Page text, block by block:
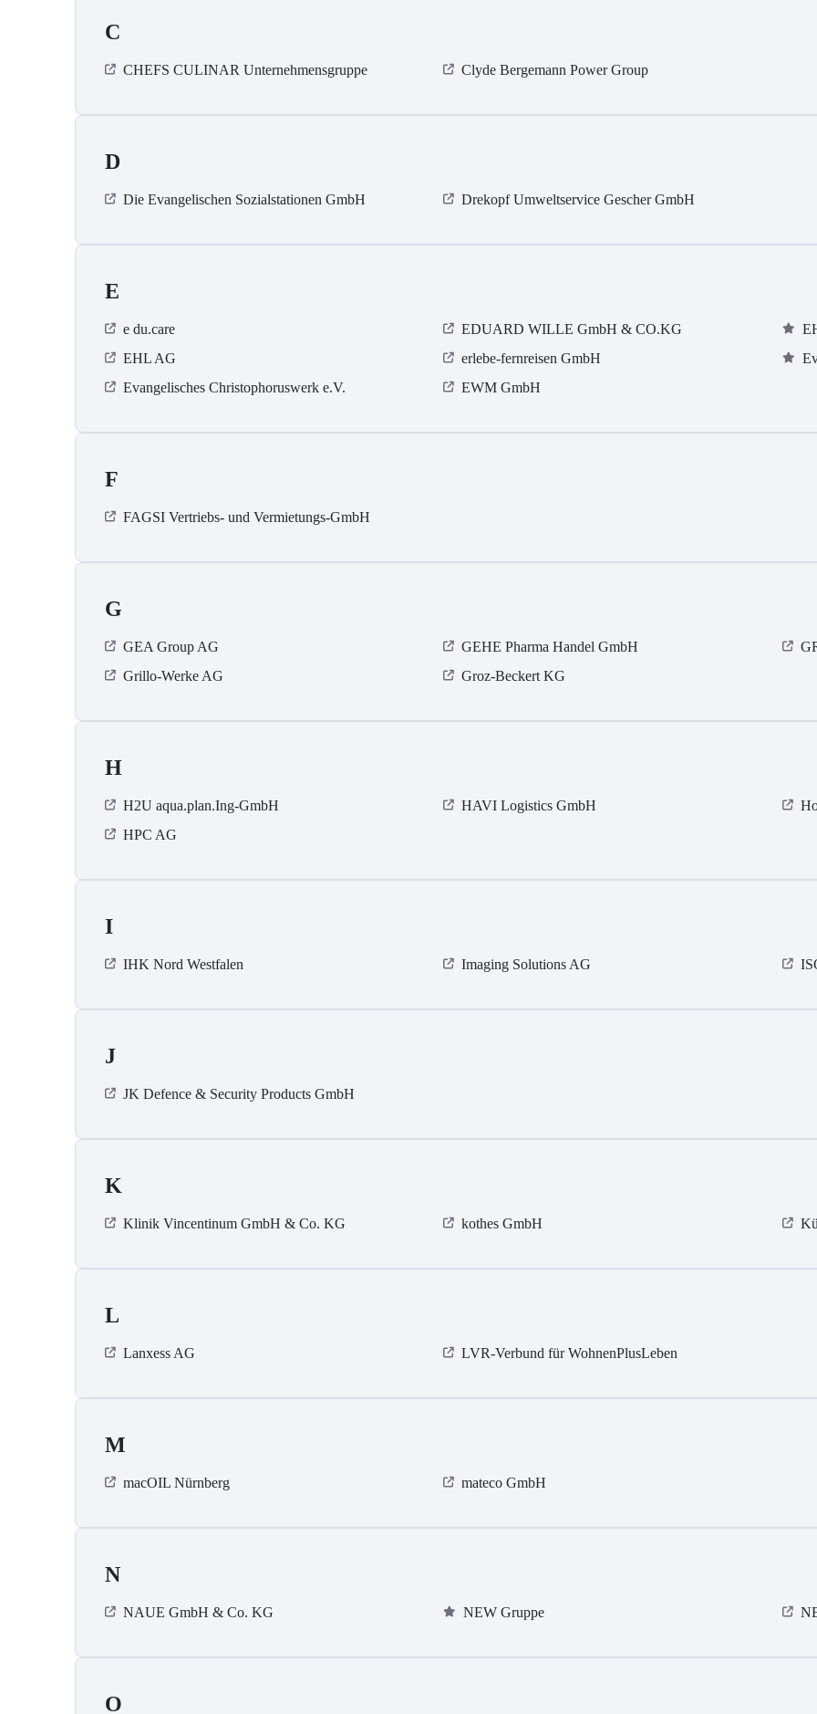
C
CHEFS CULINAR Unternehmensgruppe Clyde Bergemann Power Group
D
Die Evangelischen Sozialstationen GmbH Drekopf Umweltservice Gescher GmbH
E
e du.care EDUARD WILLE GmbH & CO.KG
EHL AG
erlebe-fernreisen GmbH
Evangelisches Christophoruswerk e.V.
EWM GmbH
F
FAGSI Vertriebs- und Vermietungs-GmbH
G
GEA Group AG GEHE Pharma Handel GmbH
Grillo-Werke AG
Groz-Beckert KG
H
H2U aqua.plan.Ing-GmbH HAVI Logistics GmbH
HPC AG
I
IHK Nord Westfalen Imaging Solutions AG
J
JK Defence & Security Products GmbH
K
Klinik Vincentinum GmbH & Co. KG kothes GmbH
L
Lanxess AG LVR-Verbund für WohnenPlusLeben
M
macOIL Nürnberg mateco GmbH
N
NAUE GmbH & Co. KG NEW Gruppe
O